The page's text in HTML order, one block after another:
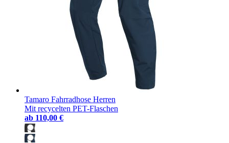
Tamaro Fahrradhose Herren
Mit recycelten PET-Flaschen
ab 110,00 €